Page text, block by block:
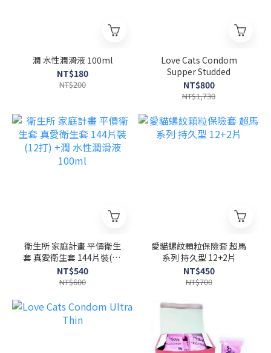
潤 水性潤滑液 100ml
NT$180
NT$200
Love Cats Condom
Supper Studded
NT$800
NT$1,730
衛生所 家庭計畫 平價衛生
套 真愛衛生套 144片裝(12
打) +潤 水性潤滑液 100ml
NT$540
NT$600
愛貓螺紋顆粒保險套 超馬
系列 持久型 12+2片
NT$450
NT$700